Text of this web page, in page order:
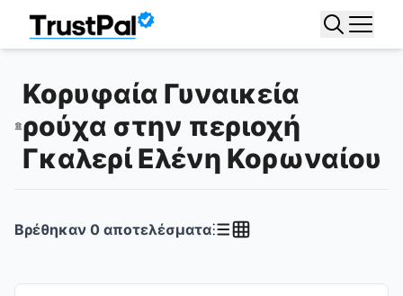
Κορυφαία Γυναικεία
ρούχα στην περιοχή
Γκαλερί Ελένη Κορωναίου
Βρέθηκαν 0 αποτελέσματα